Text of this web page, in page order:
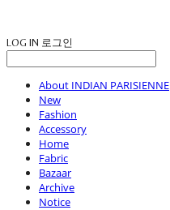
LOG IN 로그인
About INDIAN PARISIENNE
New
Fashion
Accessory
Home
Fabric
Bazaar
Archive
Notice